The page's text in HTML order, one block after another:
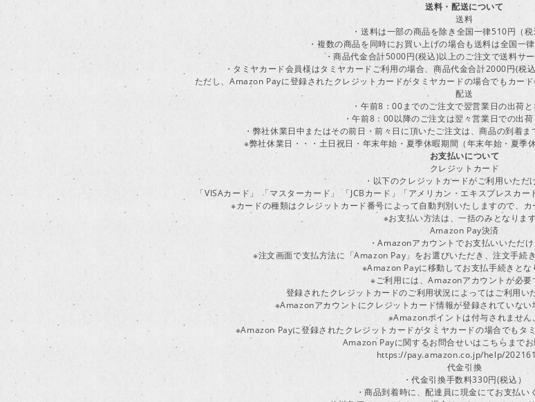
送料・配送について
送料
・送料は一部の商品を除き全国一律510円（税
・複数の商品を同時にお買い上げの場合も送料は全国一
・商品代金合計5000円(税込)以上のご注文で送料サー
・タミヤカード会員様はタミヤカードご利用の場合、商品代金合計2000円(税
ただし、Amazon Payに登録されたクレジットカードがタミヤカードの場合でもカー
配送
・午前8：00までのご注文で翌営業日の出荷と
・午前8：00以降のご注文は翌々営業日での出荷
・弊社休業日中またはその前日・前々日に頂いたご注文は、商品の到着ま
※弊社休業日・・・土日祝日・年末年始・夏季休暇期間（年末年始・夏季
お支払いについて
クレジットカード
・以下のクレジットカードがご利用いただ
「VISAカード」 「マスターカード」 「JCBカード」「アメリカン・エキスプレスカ
※カードの種類はクレジットカード番号によって自動判別いたしますので、カ
※お支払い方法は、一括のみとなります
Amazon Pay決済
・Amazonアカウントでお支払いいただけ
※注文画面で支払方法に「Amazon Pay」をお選びいただき、注文手続
※Amazon Payに移動してお支払手続きとな
※ご利用には、Amazonアカウントが必要
登録されたクレジットカードのご利用状況によってはご利用い
※Amazonアカウントにクレジットカード情報が登録されていない
※Amazonポイントは付与されません。
※Amazon Payに登録されたクレジットカードがタミヤカードの場合でもタ
Amazon Payに関するお問合せいはこちらまでお
https://pay.amazon.co.jp/help/
代金引換
・代金引換手数料330円(税込）
・商品到着時に、配達員に現金にてお支払い